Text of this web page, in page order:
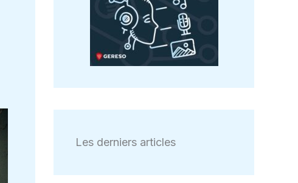
Les derniers articles